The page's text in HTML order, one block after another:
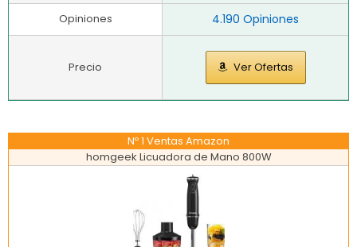
4.190 Opiniones
Ver Ofertas
Opiniones
Precio
Nº 1 Ventas Amazon
homgeek Licuadora de Mano 800W